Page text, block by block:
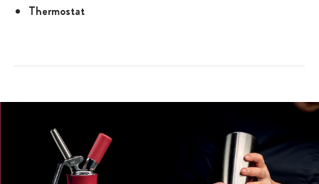
Thermostat
Caractéristiques de la Machine à Hot Dog:
Manchon en verre
Contenance du panier : 40 saucisses
Bac à eau et couvercle en inox
Thermostat